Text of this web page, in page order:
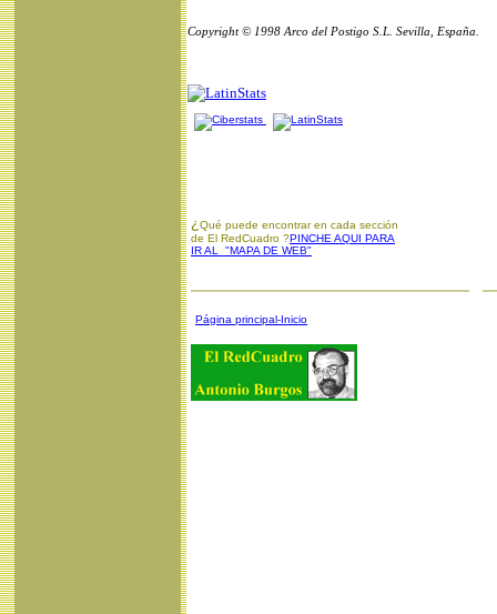
Copyright © 1998 Arco del Postigo S.L. Sevilla, España.
¿ Qué puede encontrar en cada sección
de El RedCuadro ?PINCHE AQUI PARA
IR AL "MAPA DE WEB"
Página principal-Inicio